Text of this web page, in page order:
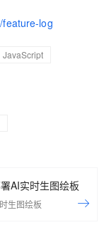
feature-log
JavaScript
AI实时生图绘板
生图绘板